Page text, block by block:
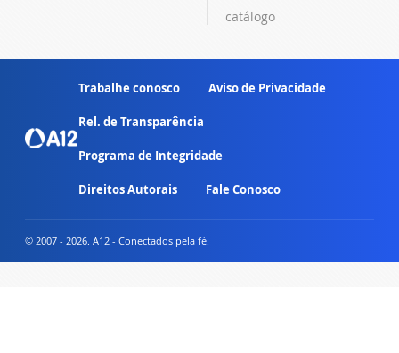
catálogo
Trabalhe conosco Aviso de Privacidade
Rel. de Transparência
Programa de Integridade
Direitos Autorais Fale Conosco
© 2007 - 2026. A12 - Conectados pela fé.